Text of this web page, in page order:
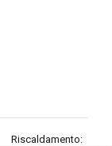
Riscaldamento: